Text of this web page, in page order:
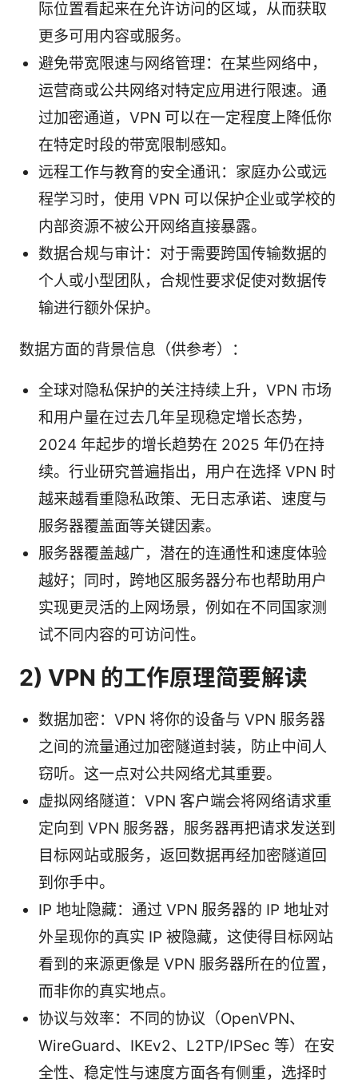
际位置看起来在允许访问的区域，从而获取
更多可用内容或服务。
避免带宽限速与网络管理：在某些网络中，
运营商或公共网络对特定应用进行限速。通
过加密通道，VPN 可以在一定程度上降低你
在特定时段的带宽限制感知。
远程工作与教育的安全通讯：家庭办公或远
程学习时，使用 VPN 可以保护企业或学校的
内部资源不被公开网络直接暴露。
数据合规与审计：对于需要跨国传输数据的
个人或小型团队，合规性要求促使对数据传
输进行额外保护。
数据方面的背景信息（供参考）：
全球对隐私保护的关注持续上升，VPN 市场
和用户量在过去几年呈现稳定增长态势，
2024 年起步的增长趋势在 2025 年仍在持
续。行业研究普遍指出，用户在选择 VPN 时
越来越看重隐私政策、无日志承诺、速度与
服务器覆盖面等关键因素。
服务器覆盖越广，潜在的连通性和速度体验
越好；同时，跨地区服务器分布也帮助用户
实现更灵活的上网场景，例如在不同国家测
试不同内容的可访问性。
2) VPN 的工作原理简要解读
数据加密：VPN 将你的设备与 VPN 服务器
之间的流量通过加密隧道封装，防止中间人
窃听。这一点对公共网络尤其重要。
虚拟网络隧道：VPN 客户端会将网络请求重
定向到 VPN 服务器，服务器再把请求发送到
目标网站或服务，返回数据再经加密隧道回
到你手中。
IP 地址隐藏：通过 VPN 服务器的 IP 地址对
外呈现你的真实 IP 被隐藏，这使得目标网站
看到的来源更像是 VPN 服务器所在的位置，
而非你的真实地点。
协议与效率：不同的协议（OpenVPN、
WireGuard、IKEv2、L2TP/IPSec 等）在安
全性、稳定性与速度方面各有侧重，选择时